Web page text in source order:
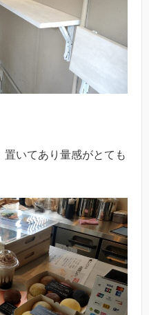
置いてあり量感がとても